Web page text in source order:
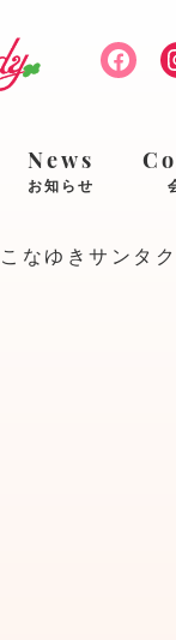
News
お知らせ
こなゆきサンタ